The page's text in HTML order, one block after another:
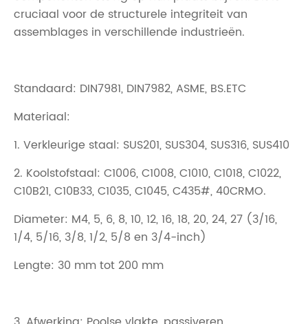
cruciaal voor de structurele integriteit van
assemblages in verschillende industrieën.
Standaard: DIN7981, DIN7982, ASME, BS.ETC
Materiaal:
1. Verkleurige staal: SUS201, SUS304, SUS316, SUS410
2. Koolstofstaal: C1006, C1008, C1010, C1018, C1022,
C10B21, C10B33, C1035, C1045, C435#, 40CRMO.
Diameter: M4, 5, 6, 8, 10, 12, 16, 18, 20, 24, 27 (3/16,
1/4, 5/16, 3/8, 1/2, 5/8 en 3/4-inch)
Lengte: 30 mm tot 200 mm